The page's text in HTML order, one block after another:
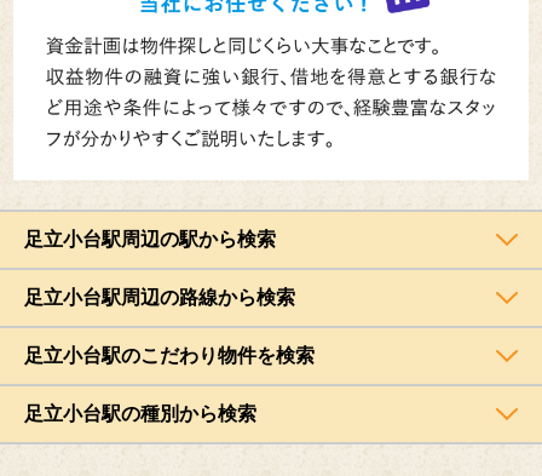
足立小台駅周辺の駅から検索
足立小台駅周辺の路線から検索
足立小台駅のこだわり物件を検索
足立小台駅の種別から検索